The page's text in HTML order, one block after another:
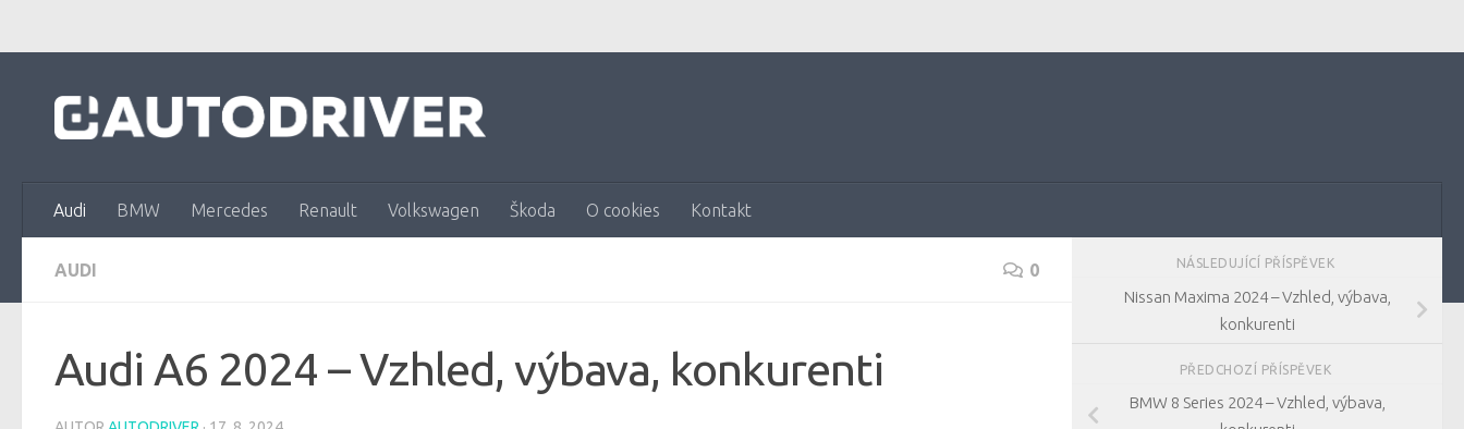
Audi BMW Mercedes Renault Volkswagen Škoda O cookies Kontakt
AUDI 0
Audi A6 2024 – Vzhled, výbava, konkurenti
NÁSLEDUJÍCÍ PŘÍSPĚVEK
Nissan Maxima 2024 – Vzhled, výbava,
konkurenti
PŘEDCHOZÍ PŘÍSPĚVEK
BMW 8 Series 2024 – Vzhled, výbava,